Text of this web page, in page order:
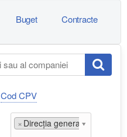
Buget Contracte
Cod CPV
× Direcția generală pentru